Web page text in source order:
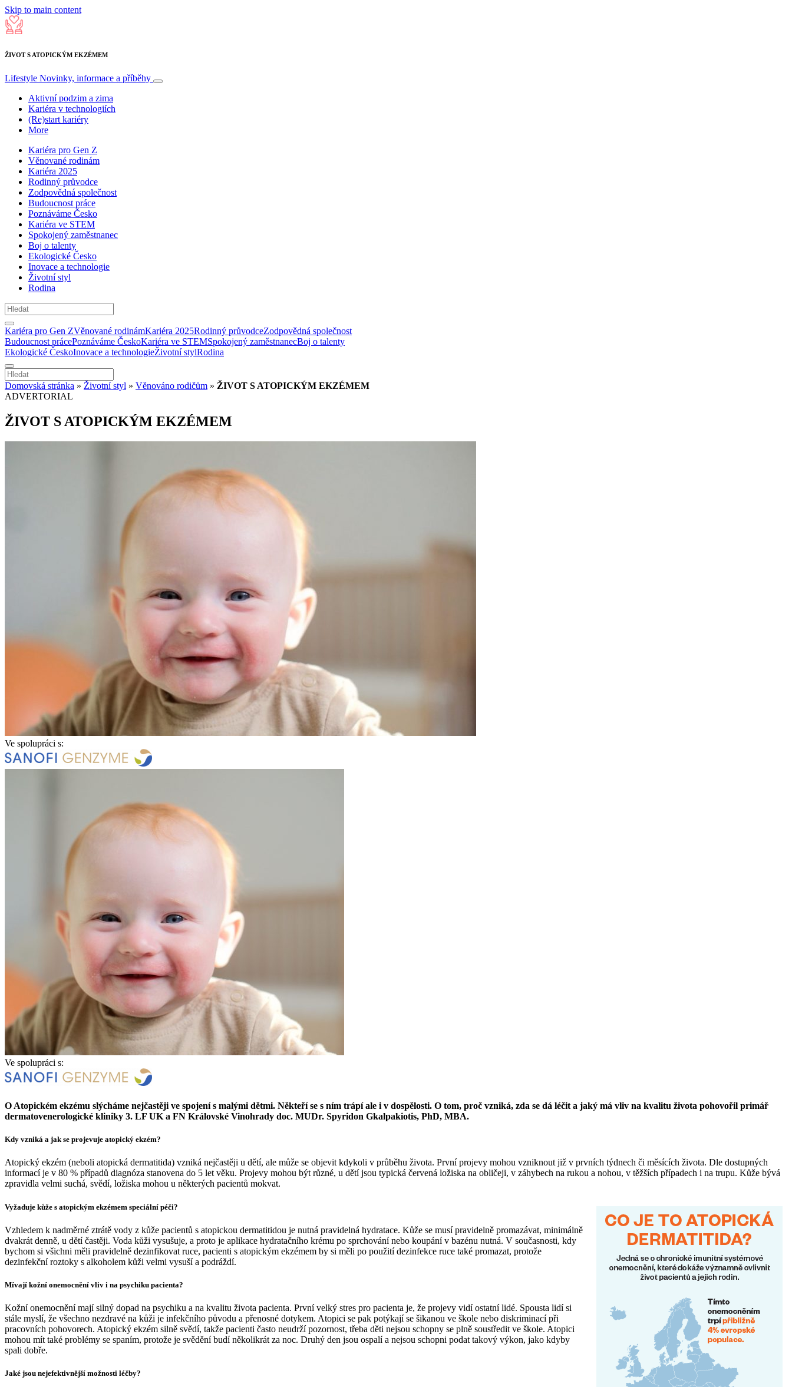
Skip to main content
ŽIVOT S ATOPICKÝM EKZÉMEM
Lifestyle Novinky, informace a příběhy
Aktivní podzim a zima
Kariéra v technologiích
(Re)start kariéry
More
Kariéra pro Gen Z
Věnované rodinám
Kariéra 2025
Rodinný průvodce
Zodpovědná společnost
Budoucnost práce
Poznáváme Česko
Kariéra ve STEM
Spokojený zaměstnanec
Boj o talenty
Ekologické Česko
Inovace a technologie
Životní styl
Rodina
Kariéra pro Gen ZVěnované rodinámKariéra 2025Rodinný průvodceZodpovědná společnost
Budoucnost prácePoznáváme ČeskoKariéra ve STEMSpokojený zaměstnanecBoj o talenty
Ekologické ČeskoInovace a technologieŽivotní stylRodina
Domovská stránka » Životní styl » Věnováno rodičům » ŽIVOT S ATOPICKÝM EKZÉMEM
ADVERTORIAL
ŽIVOT S ATOPICKÝM EKZÉMEM
Ve spolupráci s:
Ve spolupráci s:
O Atopickém ekzému slýcháme nejčastěji ve spojení s malými dětmi. Někteří se s ním trápí ale i v dospělosti. O tom, proč vzniká, zda se dá léčit a jaký má vliv na kvalitu života pohovořil primář
dermatovenerologické kliniky 3. LF UK a FN Královské Vinohrady doc. MUDr. Spyridon Gkalpakiotis, PhD, MBA.
Kdy vzniká a jak se projevuje atopický ekzém?
Atopický ekzém (neboli atopická dermatitida) vzniká nejčastěji u dětí, ale může se objevit kdykoli v průběhu života. První projevy mohou vzniknout již v prvních týdnech či měsících života. Dle dostupných
informací je v 80 % případů diagnóza stanovena do 5 let věku. Projevy mohou být různé, u dětí jsou typická červená ložiska na obličeji, v záhybech na rukou a nohou, v těžších případech i na trupu. Kůže bývá
zpravidla velmi suchá, svědí, ložiska mohou u některých pacientů mokvat.
Vyžaduje kůže s atopickým ekzémem speciální péči?
Vzhledem k nadměrné ztrátě vody z kůže pacientů s atopickou dermatitidou je nutná pravidelná hydratace. Kůže se musí pravidelně promazávat, minimálně
dvakrát denně, u dětí častěji. Voda kůži vysušuje, a proto je aplikace hydratačního krému po sprchování nebo koupání v bazénu nutná. V současnosti, kdy
bychom si všichni měli pravidelně dezinfikovat ruce, pacienti s atopickým ekzémem by si měli po použití dezinfekce ruce také promazat, protože
dezinfekční roztoky s alkoholem kůži velmi vysuší a podráždí.
Mívají kožní onemocnění vliv i na psychiku pacienta?
Kožní onemocnění mají silný dopad na psychiku a na kvalitu života pacienta. První velký stres pro pacienta je, že projevy vidí ostatní lidé. Spousta lidí si
stále myslí, že všechno nezdravé na kůži je infekčního původu a přenosné dotykem. Atopici se pak potýkají se šikanou ve škole nebo diskriminací při
pracovních pohovorech. Atopický ekzém silně svědí, takže pacienti často neudrží pozornost, třeba děti nejsou schopny se plně soustředit ve škole. Atopici
mohou mít také problémy se spaním, protože je svědění budí několikrát za noc. Druhý den jsou ospalí a nejsou schopni podat takový výkon, jako kdyby
spali dobře.
Jaké jsou nejefektivnější možnosti léčby?